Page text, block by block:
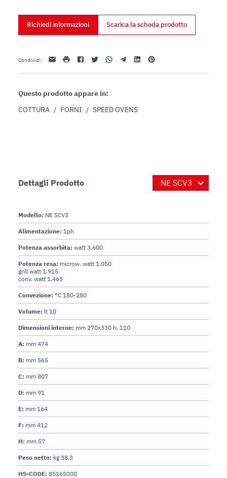
un’ampia gamma di cibi non solo freschi ma anche
surgelati.
Richiedi informazioni Scarica la scheda prodotto
Condividi: Email stampaFacebookTwitterWhatsappTelegramLinkedinPinterest
Questo prodotto appare in:
COTTURA / FORNI / SPEED OVENS
Dettagli Prodotto
Modello: NE SCV3
Alimentazione: 1ph
Potenza assorbita: watt 3.600
Potenza resa: microw. watt 1.050
grill watt 1.915
conv. watt 1.465
Convezione: °C 180-280
Volume: lt 10
Dimensioni interne: mm 270x330 h. 110
A: mm 474
B: mm 565
C: mm 807
D: mm 91
E: mm 164
F: mm 412
H: mm 57
Peso netto: kg 38,3
HS-CODE: 85165000